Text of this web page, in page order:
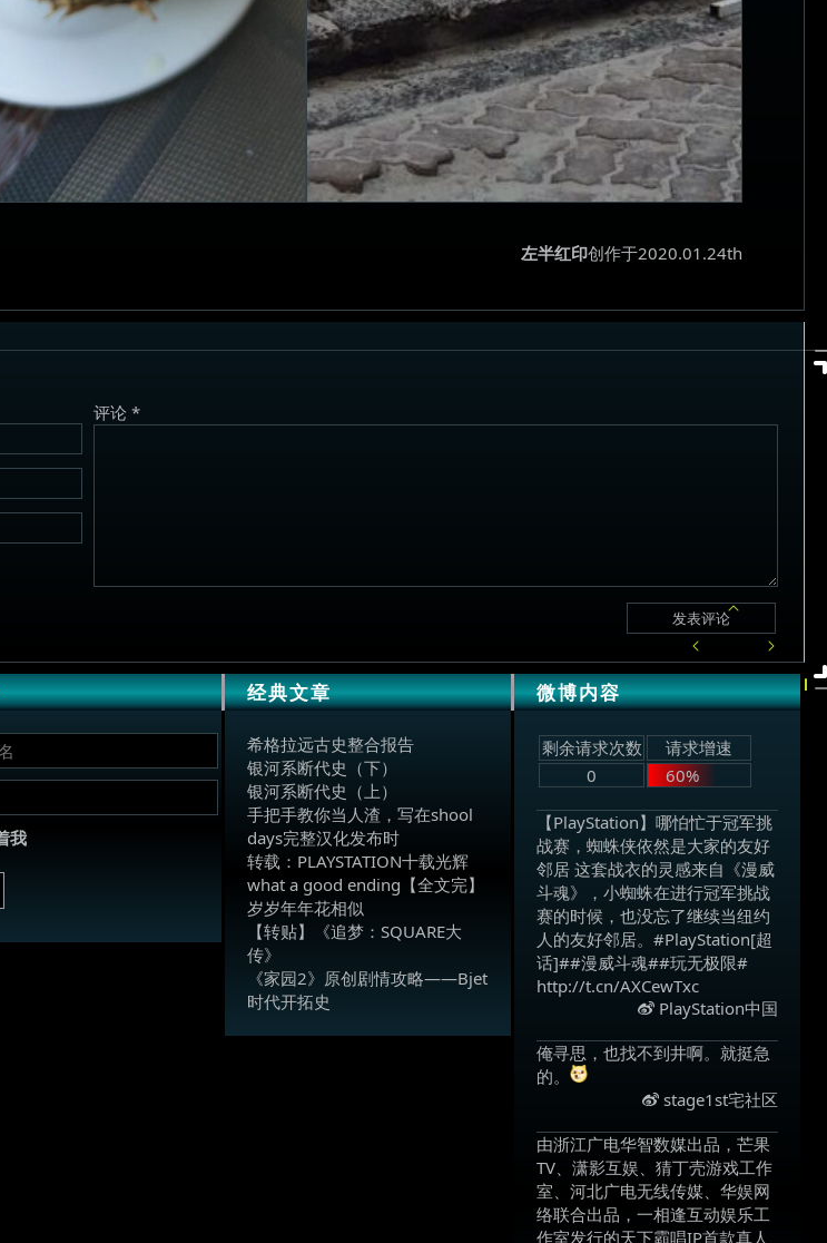
左半红印创作于2020.01.24th
评论 *
我
经典文章
希格拉远古史整合报告
银河系断代史（下）
银河系断代史（上）
手把手教你当人渣，写在shool
days完整汉化发布时
转载：PLAYSTATION十载光辉
what a good ending【全文完】
岁岁年年花相似
【转贴】《追梦：SQUARE大
传》
《家园2》原创剧情攻略——Bjet
时代开拓史
微博内容
剩余请求次数
请求增速
0
60%
【PlayStation】哪怕忙于冠军挑
战赛，蜘蛛侠依然是大家的友好
邻居 这套战衣的灵感来自《漫威
斗魂》，小蜘蛛在进行冠军挑战
赛的时候，也没忘了继续当纽约
人的友好邻居。#PlayStation[超
话]##漫威斗魂##玩无极限#
http://t.cn/AXCewTxc ​
PlayStation中国
俺寻思，也找不到井啊。就挺急
的。
stage1st宅社区
由浙江广电华智数媒出品，芒果
TV、潇影互娱、猜丁壳游戏工作
室、河北广电无线传媒、华娱网
络联合出品，一相逢互动娱乐工
作室发行的天下霸唱IP首款真人